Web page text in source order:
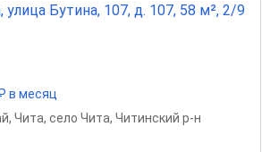
Бутина, 107, д. 107, 58 м², 2/9
в месяц
, Чита, село Чита, Читинский р-н